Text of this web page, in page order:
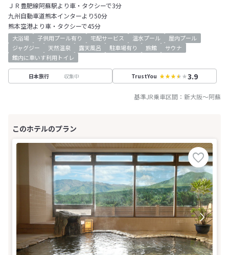
ＪＲ豊肥線阿蘇駅より車・タクシーで3分
九州自動車道熊本インターより50分
熊本空港より車・タクシーで45分
大浴場 子供用プール有り 宅配サービス 温水プール
屋内プール
ジャグジー
天然温泉 露天風呂 駐車場有り 旅館
サウナ
館内に車いす利用トイレ
日本旅行 収集中 TrustYou 3.9
基準JR乗車区間： 新大阪～阿蘇